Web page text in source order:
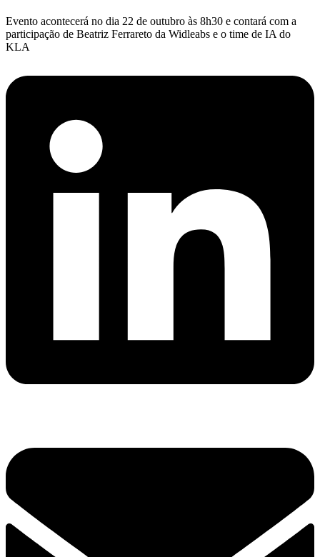
Evento acontecerá no dia 22 de outubro às 8h30 e contará com a
participação de Beatriz Ferrareto da Widleabs e o time de IA do
KLA